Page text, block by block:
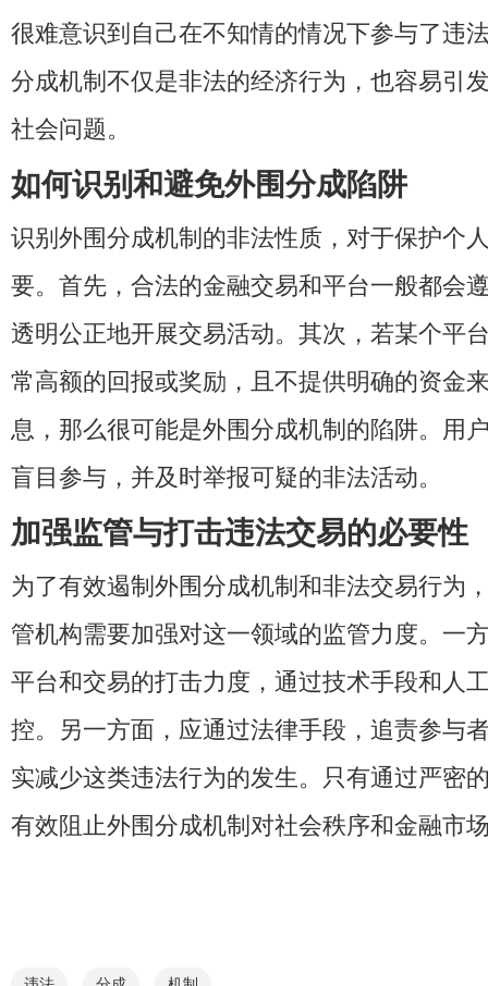
很难意识到自己在不知情的情况下参与了违
分成机制不仅是非法的经济行为，也容易引
社会问题。
如何识别和避免外围分成陷阱
识别外围分成机制的非法性质，对于保护个
要。首先，合法的金融交易和平台一般都会
透明公正地开展交易活动。其次，若某个平
常高额的回报或奖励，且不提供明确的资金
息，那么很可能是外围分成机制的陷阱。用
盲目参与，并及时举报可疑的非法活动。
加强监管与打击违法交易的必要性
为了有效遏制外围分成机制和非法交易行为
管机构需要加强对这一领域的监管力度。一
平台和交易的打击力度，通过技术手段和人
控。另一方面，应通过法律手段，追责参与
实减少这类违法行为的发生。只有通过严密
有效阻止外围分成机制对社会秩序和金融市